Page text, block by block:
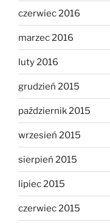
czerwiec 2016
marzec 2016
luty 2016
grudzień 2015
październik 2015
wrzesień 2015
sierpień 2015
lipiec 2015
czerwiec 2015